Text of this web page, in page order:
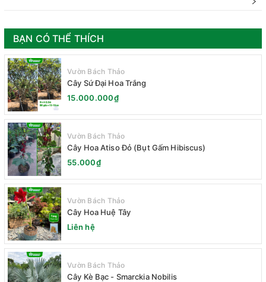
BẠN CÓ THỂ THÍCH
Vườn Bách Thảo
Cây Sứ Đại Hoa Trắng
15.000.000₫
Vườn Bách Thảo
Cây Hoa Atiso Đỏ (Bụt Gấm Hibiscus)
55.000₫
Vườn Bách Thảo
Cây Hoa Huệ Tây
Liên hệ
Vườn Bách Thảo
Cây Kè Bạc - Smarckia Nobilis